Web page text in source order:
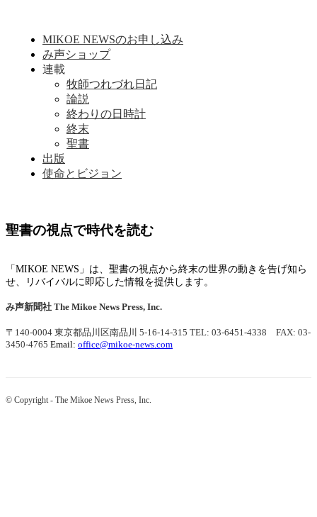
MIKOE NEWSのお申し込み
み声ショップ
連載
牧師つれづれ日記
論説
終わりの日時計
終末
聖書
出版
使命とビジョン
聖書の視点で時代を読む
「MIKOE NEWS」は、聖書の視点から終末の世界の動きを告げ知ら
せ、リバイバルに即応した情報を提供します。
み声新聞社 The Mikoe News Press, Inc.
〒140-0004 東京都品川区南品川 5-16-14-315 TEL: 03-6451-4338 FAX: 03-
3450-4765 Email: office@mikoe-news.com
© Copyright - The Mikoe News Press, Inc.